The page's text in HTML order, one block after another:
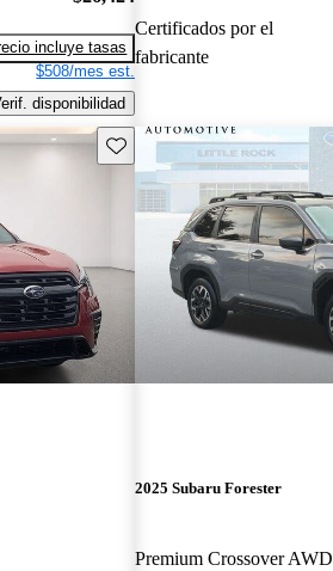
incluye tasas
$508/mes est.
disponibilidad
Certificados por el
fabricante
Guarda este Aviso
2025 Subaru Forester
Premium Crossover AWD